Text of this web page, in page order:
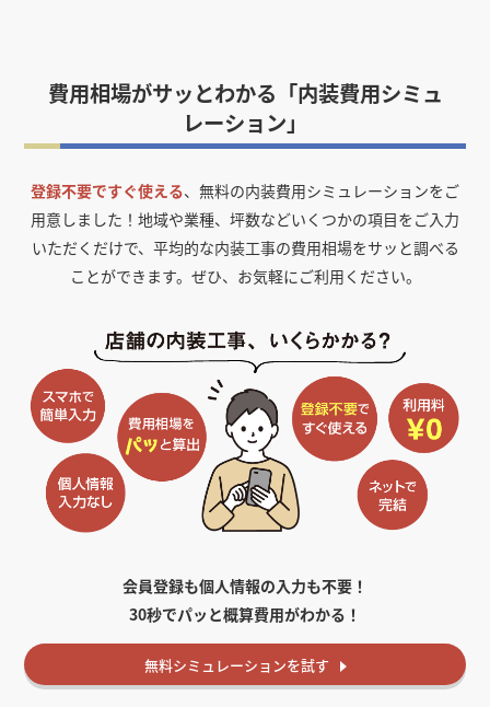
費用相場がサッとわかる「内装費用シミュ
レーション」
登録不要ですぐ使える、無料の内装費用シミュレーションをご
用意しました！ 地域や業種、坪数などいくつかの項目をご入力
いただくだけで、平均的な内装工事の費用相場をサッと調べる
ことができます。ぜひ、お気軽にご利用ください。
会員登録も個人情報の入力も不要！
30秒でパッと概算費用がわかる！
無料シミュレーションを試す